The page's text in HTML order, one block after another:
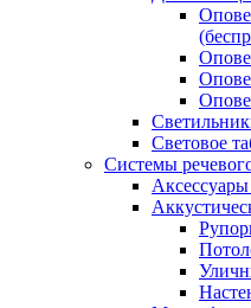
Световое
Системы
Аксессуары